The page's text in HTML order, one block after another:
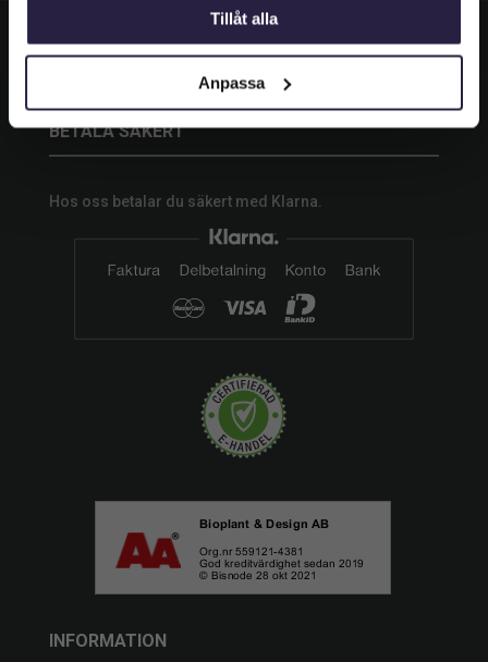
Tillåt alla
Anpassa
Följ oss och gilla oss på sociala medier.
BETALA SÄKERT
Hos oss betalar du säkert med Klarna.
INFORMATION